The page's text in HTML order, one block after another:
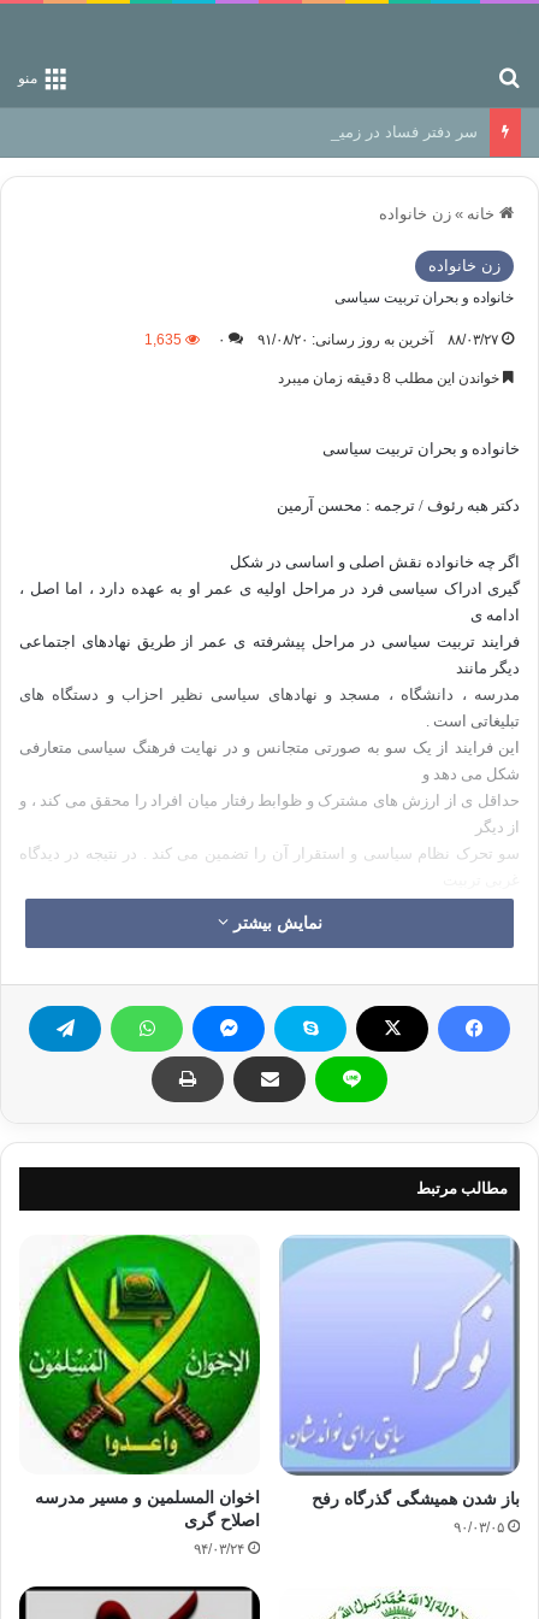
منو
سر دفتر فساد در زمین‌، دوری وکناره‌گیری از راه خداست‌!
خانه » زن خانواده
زن خانواده
خانواده و بحران تربیت سیاسی
۸۸/۰۳/۲۷ آخرین به روز رسانی: ۹۱/۰۸/۲۰ ۰ 1,635
خواندن این مطلب 8 دقیقه زمان میبرد
خانواده و بحران تربیت سیاسی
دکتر هبه رئوف / ترجمه : محسن آرمین
اگر چه خانواده نقش اصلی و اساسی در شکل
گیری ادراک سیاسی فرد در مراحل اولیه ی عمر او به عهده دارد ، اما اصل ،
ادامه ی
فرایند تربیت سیاسی در مراحل پیشرفته ی عمر از طریق نهادهای اجتماعی
دیگر مانند
مدرسه ، دانشگاه ، مسجد و نهادهای سیاسی نظیر احزاب و دستگاه های
تبلیغاتی است .
این فرایند از یک سو به صورتی متجانس و در نهایت فرهنگ سیاسی متعارفی
شکل می دهد و
حداقل ی از ارزش های مشترک و ظوابط رفتار میان افراد را محقق می کند ، و
از دیگر
سو تحرک نظام سیاسی و استقرار آن را تضمین می کند . در نتیجه در دیدگاه
سیاسی یکی از ابزار های کنترل اجتماعی است و در دیدگاه اسلامی تربیت
اگر واحد های مختلف اجتماعی منسجم بوده و در
جهت تحقق این هدف به صورتی متوازن که متضمن حفظ ارزشهای فرهنگی یک
یکدیگر در کنش و واکنش قرار گیرند ، در نظام اجتماعی و سیاسی هیچ بحرانی
جهت به وقوع نخواهد پیوست ، اما نقص و آسیب پذیری زمانی ظاهر خواهد شد
این واحد ها در ادای واجبات کفایی خود قصور ورزد ، یا به طور کلی از انجام
سر باز زند ، در این صورت واحد های دیگر به میزان صلاحیت و امکانات خود این
مسؤلیت
را به عهده می گیرند .
اگر کسی در وضعیت موجود جهان عرب به طور کلی
جهان اسلام تأمل کند ، حجم بحرانی را که نهادهای مختلف عهده دار مسؤلیت
حفظ شریعت
و حمایت از ارزشهای اسلامی و ضمانت استمرار آن در بعد سیاسی و در سطح
امت و دولت
با آن مواجه اند ، به خوبی درک می کند .
به عنوان مثال نظام آموزشی در مراحل مختلف
نسل جدید از
نمایش بیشتر
مطالب مرتبط
باز شدن همیشگی گذرگاه رفح
۹۰/۰۳/۰۵
اخوان المسلمین و مسیر مدرسه
اصلاح گری
۹۴/۰۳/۲۴